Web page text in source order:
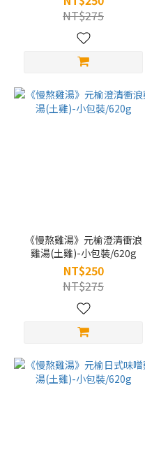
NT$275
《慢熬雞湯》元榆澄清衝浪
雞湯(土雞)-小包裝/620g
NT$250
NT$275